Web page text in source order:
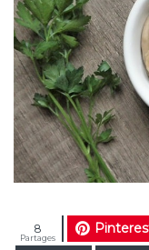
Partages
8